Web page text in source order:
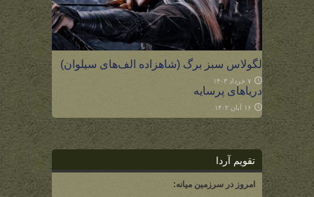
لگولاس سبز برگ (شاهزاده الف‌های سیلوان)
۷ خرداد ۱۴۰۳
دریاهای پرسایه
۱۶ آبان ۱۴۰۲
تقویم آردا
امروز در سرزمین میانه: